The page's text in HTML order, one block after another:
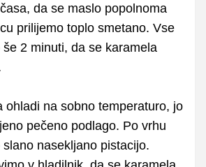
da se maslo popolnoma
prilijemo toplo smetano. Vse
2 minuti, da se karamela
ohladi na sobno temperaturo, jo
pečeno podlago. Po vrhu
nasekljano pistacijo.